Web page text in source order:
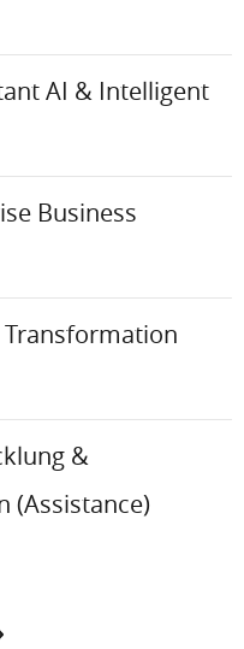
AI & Intelligent
Business
Transformation
&
(Assistance)